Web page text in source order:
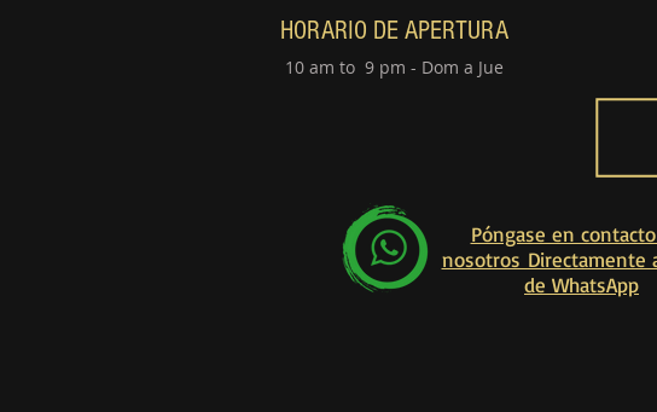
HORARIO DE APERTURA
10 am to 9 pm - Dom a Jue
Póngase en
nosotros Directamente
de WhatsApp